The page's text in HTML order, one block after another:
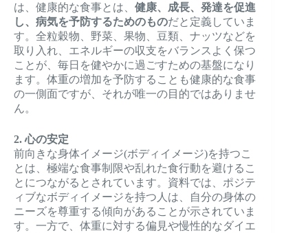
は、健康的な食事とは、 健康、成長、発達を促進
し、病気を予防するためのものだと定義していま
す。全粒穀物、野菜、果物、豆類、ナッツなどを
取り入れ、エネルギーの収支をバランスよく保つ
ことが、毎日を健やかに過ごすための基盤になり
ます。体重の増加を予防することも健康的な食事
の一側面ですが、それが唯一の目的ではありませ
ん。
2. 心の安定
前向きな身体イメージ(ボディイメージ)を持つこ
とは、極端な食事制限や乱れた食行動を避けるこ
とにつながるとされています。資料では、ポジテ
ィブなボディイメージを持つ人は、自分の身体の
ニーズを尊重する傾向があることが示されていま
す。一方で、体重に対する偏見や慢性的なダイエ